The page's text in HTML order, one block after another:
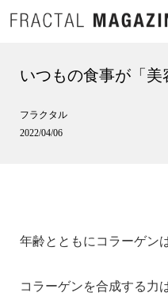
いつもの食事が「美
フラクタル
2022/04/06
年齢とともにコラーゲン
コラーゲンを合成する力